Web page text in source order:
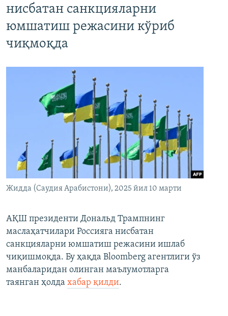
нисбатан санкцияларни
юмшатиш режасини кўриб
чиқмоқда
Жидда (Саудия Арабистони), 2025 йил 10 марти
АҚШ президенти Дональд Трампнинг
маслаҳатчилари Россияга нисбатан
санкцияларни юмшатиш режасини ишлаб
чиқишмоқда. Бу ҳақда Bloomberg агентлиги ўз
манбаларидан олинган маълумотларга
таянган ҳолда хабар қилди.